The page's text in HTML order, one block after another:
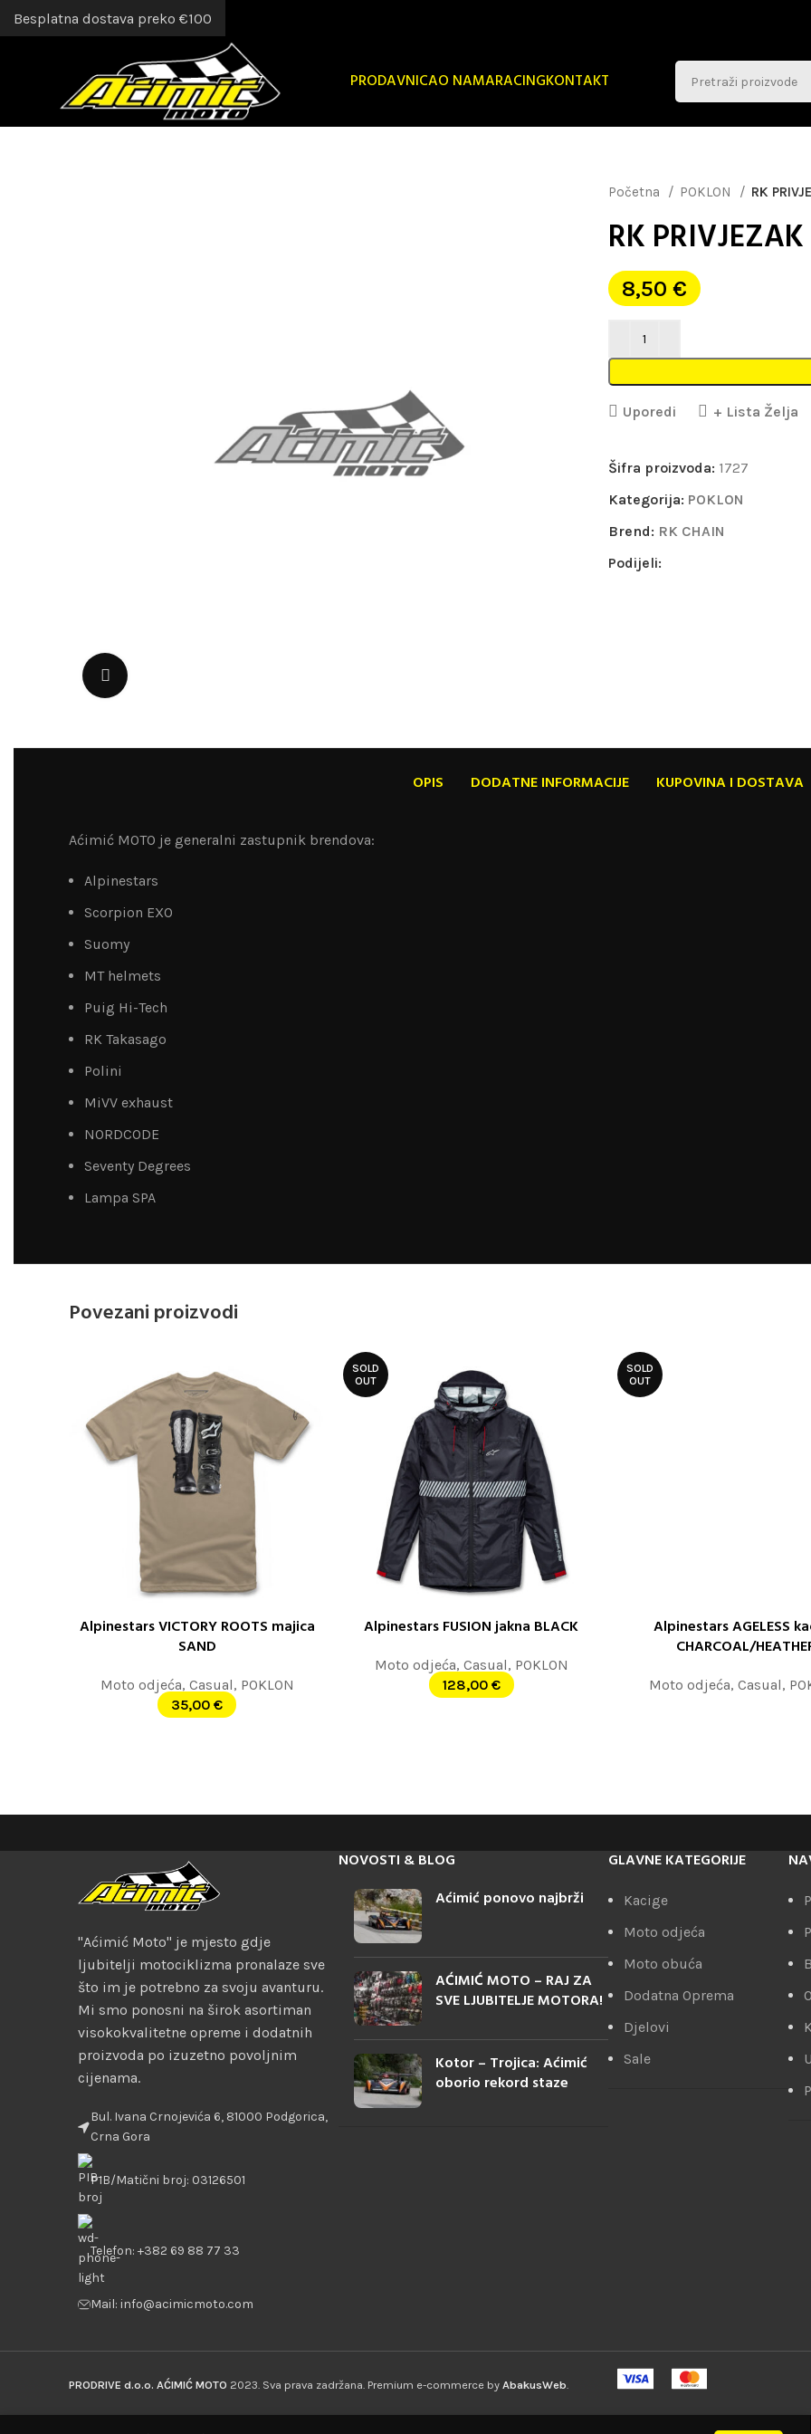
PRODAVNICAO NAMARACINGKONTAKT
Početna POKLON RK
RK
8,50 €
Uporedi + Lista Želja
Šifra proizvoda: 1727
Kategorija: POKLON
Brend: RK CHAIN
Podijeli:
OPIS DODATNE INFORMACIJE KUPOVINA I DOSTAVA
Aćimić MOTO je generalni zastupnik brendova:
Alpinestars
Scorpion EXO
Suomy
MT helmets
Puig Hi-Tech
RK Takasago
Polini
MiVV exhaust
NORDCODE
Seventy Degrees
Lampa SPA
Povezani proizvodi
ODABERITE OPCIJE
Alpinestars VICTORY ROOTS majica
SAND
Moto odjeća, Casual, POKLON
35,00 €
SOLD
OUT
ODABERITE OPCIJE
Alpinestars FUSION jakna BLACK
Moto odjeća, Casual, POKLON
128,00 €
SOLD
OUT
PROČITAJTE JOŠ
Alpinestars AGELESS
CHARCOAL/
Moto odjeća, Casual,
"Aćimić Moto" je mjesto gdje
ljubitelji motociklizma pronalaze sve
što im je potrebno za svoju avanturu.
Mi smo ponosni na širok asortiman
visokokvalitetne opreme i dodatnih
proizvoda po izuzetno povoljnim
cijenama.
Bul. Ivana Crnojevića 6, 81000 Podgorica,
Crna Gora
PIB/Matični broj: 03126501
Telefon: +382 69 88 77 33
Mail: info@acimicmoto.com
NOVOSTI & BLOG
Aćimić ponovo najbrži
AĆIMIĆ MOTO – RAJ ZA
SVE LJUBITELJE MOTORA!
Kotor – Trojica: Aćimić
oborio rekord staze
GLAVNE KATEGORIJE
Kacige
Moto odjeća
Moto obuća
Dodatna Oprema
Djelovi
Sale
PRODRIVE d.o.o. AĆIMIĆ MOTO 2023. Sva prava zadržana. Premium e-commerce by AbakusWeb
Besplatna dostava preko €100